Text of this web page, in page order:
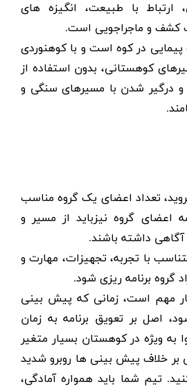
ارتباط با طبیعت، انگیزه های
کشف و ماجراجویی است.
پیمایی در کوه است و با کوهنوردی
کوهستانی، بدون استفاده از
و درگیر شدن با مسیرهای سنگی و
تعداد اعضای یک گروه مناسب
همه اعضای گروه نیزباید از مسیر و
داشته باشند.
با تجربه، تجهیزات، مهارت و
گروه برنامه ریزی شود.
مهم است، زمانی که پیش بینی
اصل بر تعویق برنامه به زمان
ویژه در کوهستان بسیار متغیر
خلاف پیش بینی ها روبرو شدید
تیم شما باید همواره آمادگی،